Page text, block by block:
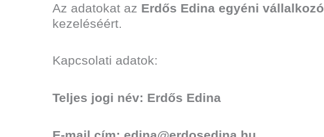
Az adatokat az Erdős Edina egyéni vállalkozó
kezeléséért.
Kapcsolati adatok:
Teljes jogi név: Erdős Edina